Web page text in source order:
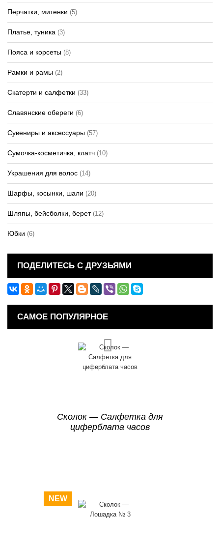
Перчатки, митенки (5)
Платье, туника (3)
Пояса и корсеты (8)
Рамки и рамы (2)
Скатерти и салфетки (33)
Славянские обереги (6)
Сувениры и аксессуары (57)
Сумочка-косметичка, клатч (10)
Украшения для волос (14)
Шарфы, косынки, шали (20)
Шляпы, бейсболки, берет(12)
Юбки (6)
ПОДЕЛИТЕСЬ С ДРУЗЬЯМИ
САМОЕ ПОПУЛЯРНОЕ
Сколок — Салфетка для
циферблата часов
NEW